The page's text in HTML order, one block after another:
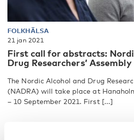
FOLKHÄLSA
21 jan 2021
First call for abstracts:
Drug Researchers’ Assembly
The Nordic Alcohol and Drug
(NADRA) will take place at
– 10 September 2021. First [...]